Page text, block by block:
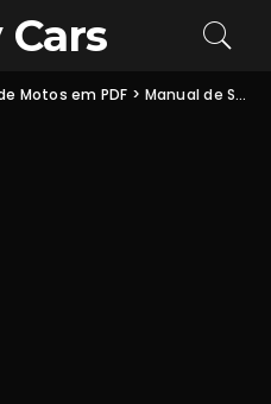
Motos em PDF > Manual de Serviço Honda XR250 Tornado: Sistema de Ignição PDF